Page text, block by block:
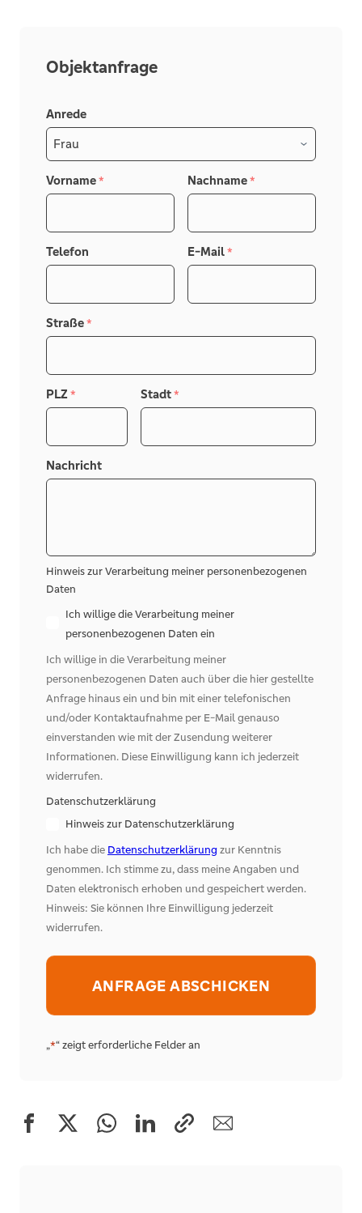
FÜR VORGEMERKTE KUNDEN MIT
FINANZIERUNGSBESTÄTIGUNG **
Objektanfrage
„*“ zeigt erforderliche Felder an
Anrede
Vorname * Nachname *
Telefon E-Mail *
Straße *
PLZ * Stadt *
Nachricht
Hinweis zur Verarbeitung meiner personenbezogenen
Daten
Ich willige die Verarbeitung meiner
personenbezogenen Daten ein
Ich willige in die Verarbeitung meiner
personenbezogenen Daten auch über die hier gestellte
Anfrage hinaus ein und bin mit einer telefonischen
und/oder Kontaktaufnahme per E-Mail genauso
einverstanden wie mit der Zusendung weiterer
Informationen. Diese Einwilligung kann ich jederzeit
widerrufen.
Datenschutzerklärung
Hinweis zur Datenschutzerklärung
Ich habe die Datenschutzerklärungzur Kenntnis
genommen. Ich stimme zu, dass meine Angaben und
Daten elektronisch erhoben und gespeichert werden.
Hinweis: Sie können Ihre Einwilligung jederzeit
widerrufen.
Alternative: